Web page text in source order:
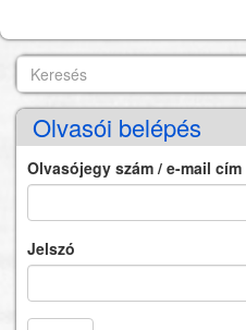
Search
Keresés
Olvasói belépés
Olvasójegy szám / e-mail cím
Jelszó